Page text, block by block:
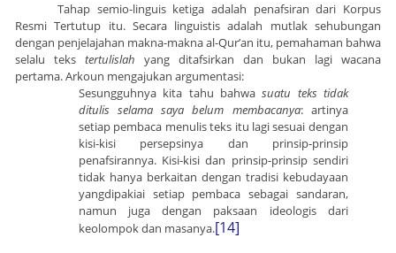
Tahap semio-linguis ketiga adalah penafsiran dari Korpus
Resmi Tertutup itu. Secara linguistis adalah mutlak sehubungan
dengan penjelajahan makna-makna al-Qur’an itu, pemahaman bahwa
selalu teks tertulislah yang ditafsirkan dan bukan lagi wacana
pertama. Arkoun mengajukan argumentasi:
Sesungguhnya kita tahu bahwasuatu teks tidak
ditulis selama saya belum membacanya: artinya
setiap pembaca menulis teks itu lagi sesuai dengan
kisi-kisi persepsinya dan prinsip-prinsip
penafsirannya. Kisi-kisi dan prinsip-prinsip sendiri
tidak hanya berkaitan dengan tradisi kebudayaan
yangdipakiai setiap pembaca sebagai sandaran,
namun juga dengan paksaan ideologis dari
keolompok dan masanya.[14]